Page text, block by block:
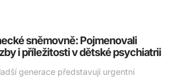
sněmovně: Pojmenovali
i příležitosti v dětské psychiatrii
generace představují urgentní